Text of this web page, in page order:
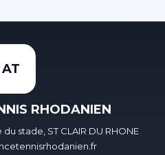
AT
RHODANIEN
stade, ST CLAIR DU RHONE